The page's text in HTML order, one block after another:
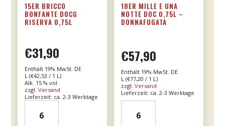
15ER BRICCO
BONFANTE DOCG
RISERVA 0,75L
€31,90
Enthält 19% MwSt. DE
L (€42,53 / 1 L)
Alk. 15 % vol
zzgl. Versand
Lieferzeit: ca. 2-3 Werktage
Bricco
18ER MILLE E UNA
NOTTE DOC 0,75L –
DONNAFUGATA
€57,90
Enthält 19% MwSt. DE
L (€77,20 / 1 L)
zzgl.Versand
Lieferzeit: ca. 2-3 Werktage
Mille